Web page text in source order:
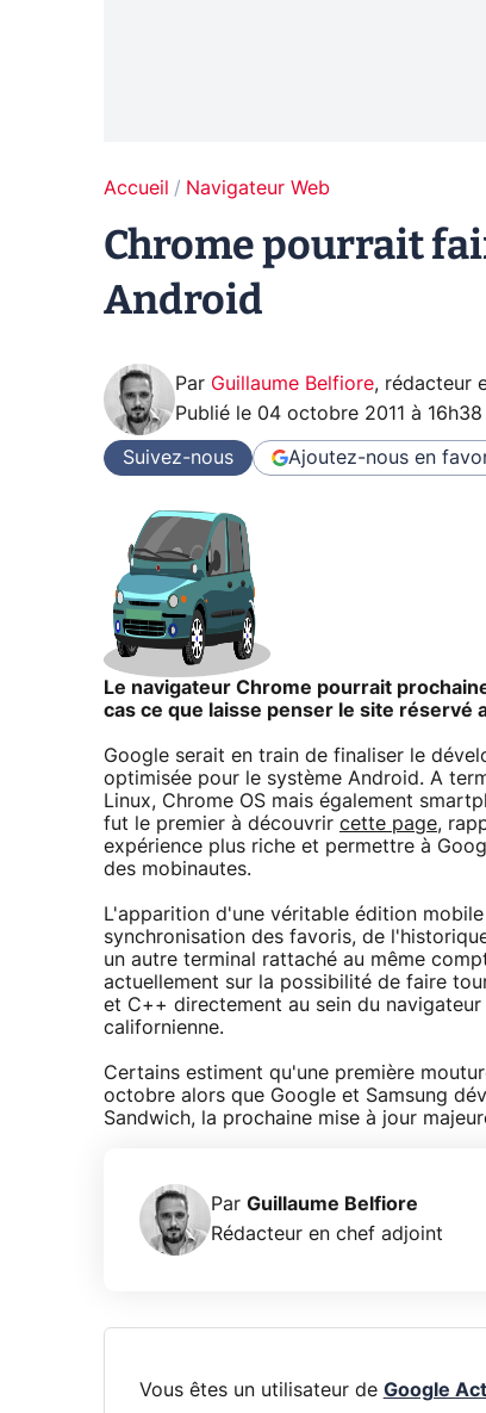
Accueil Navigateur Web
Chrome pourrait
Android
Par Guillaume Belfiore, rédacteur
Publié le 04 octobre 2011 à 16h38
Suivez-nous Ajoutez-nous en
Le navigateur Chrome pourrait
cas ce que laisse penser le site réservé
Google serait en train de finaliser le
optimisée pour le système Android. A
Linux, Chrome OS mais également
fut le premier à découvrir cette page,
expérience plus riche et permettre à
des mobinautes.
L'apparition d'une véritable édition
synchronisation des favoris, de
un autre terminal rattaché au même
actuellement sur la possibilité de faire
et C++ directement au sein du
californienne.
Certains estiment qu'une première
octobre alors que Google et Samsung
Sandwich, la prochaine mise à jour
Par Guillaume Belfiore
Rédacteur en chef adjoint
Vous êtes un utilisateur de Google